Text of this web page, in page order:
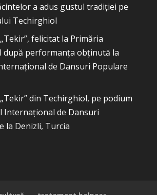
a adus gustul tradiției pe
Techirghiol
felicitat la Primăria
după performanța obținută la
de Dansuri Populare
din Techirghiol, pe podium
Internațional de Dansuri
la Denizli, Turcia